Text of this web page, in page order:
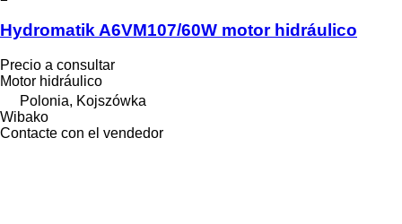
Hydromatik A6VM107/60W motor hidráulico
Precio a consultar
Motor hidráulico
Polonia, Kojszówka
Wibako
Contacte con el vendedor